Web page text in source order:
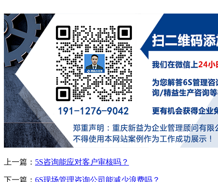
上一篇： 5S咨询能应对客户审核吗？
下一篇： 6S现场管理咨询公司能减少浪费吗？